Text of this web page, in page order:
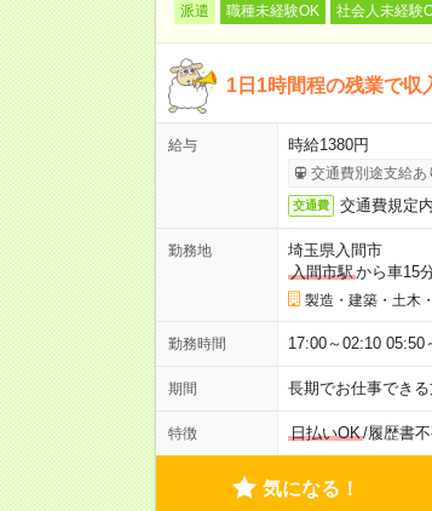
派遣 職種未経験OK 社会人未経験
1日1時間程の残業で収
給与 時給1380円
交通費別途支給あ
交通費 交通費規定
勤務地
埼玉県入間市
入間市駅から車15
製造・建築・土木
勤務時間 17:00～02:10 05:50
期間 長期でお仕事できる
特徴 日払いOK/履歴書
気になる！